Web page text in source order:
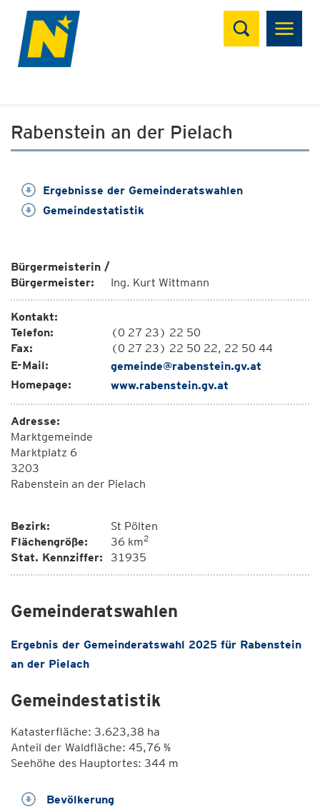
Suchen
Rabenstein an der Pielach
Ergebnisse der Gemeinderatswahlen
Gemeindestatistik
Bürgermeisterin /
Bürgermeister:
Ing. Kurt Wittmann
Kontakt:
Telefon:
(0 27 23) 22 50
Fax:
(0 27 23) 22 50 22, 22 50 44
E-Mail:
gemeinde@rabenstein.gv.at
Homepage:
www.rabenstein.gv.at
Adresse:
Marktgemeinde
Marktplatz 6
3203
Rabenstein an der Pielach
Bezirk:
St Pölten
Flächengröße:
36 km2
Stat. Kennziffer: 31935
Gemeinderatswahlen
Ergebnis der Gemeinderatswahl 2025 für Rabenstein
an der Pielach
Gemeindestatistik
Katasterfläche: 3.623,38 ha
Anteil der Waldfläche: 45,76 %
Seehöhe des Hauptortes: 344 m
Bevölkerung